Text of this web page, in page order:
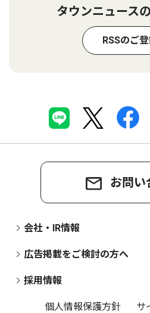
タウンニュース
RSSのご
お問い
会社・IR情報
広告掲載をご検討の方へ
採用情報
個人情報保護方針
サ